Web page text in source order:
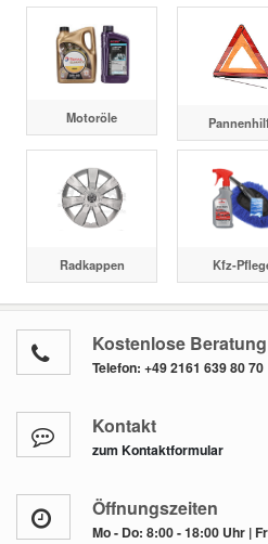
Motoröle
Radkappen Kfz-
Kostenlose Beratung
Telefon: +49 2161 639 80 70
Kontakt
zum Kontaktformular
Öffnungszeiten
Mo - Do: 8:00 - 18:00 Uhr |